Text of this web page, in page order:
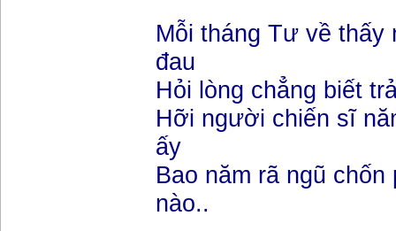
Mỗi tháng Tư về thấy
đau
Hỏi lòng chẳng biết
Hỡi người chiến sĩ
ấy
Bao năm rã ngũ
nào..